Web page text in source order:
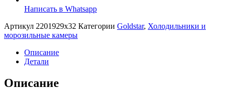
Написать в Whatsapp
Артикул 2201929x32 Категории Goldstar, Холодильники и
морозильные камеры
Описание
Детали
Описание